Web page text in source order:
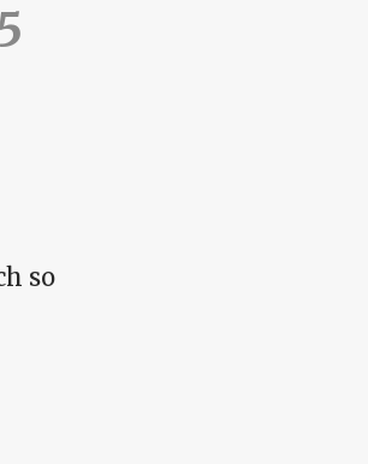
so